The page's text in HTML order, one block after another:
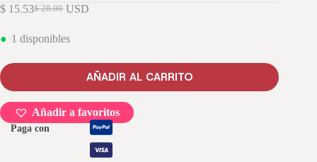
$28.00
El
original
$ 28.00.
$ 15.53El
actual
$ 15.53.
USD
1 disponibles
AÑADIR AL CARRITO
Añadir a favoritos
Paga con